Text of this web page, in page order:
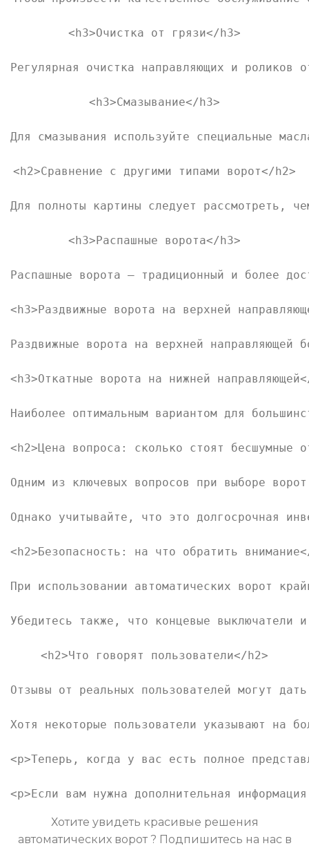
<h3>Очистка от грязи</h3>
Регулярная очистка направляющих и
<h3>Смазывание</h3>
Для смазывания используйте специальные
<h2>Сравнение с другими типами ворот</h2>
Для полноты картины следует рассмотреть,
<h3>Распашные ворота</h3>
Распашные ворота — традиционный и более
<h3>Раздвижные ворота на верхней
Раздвижные ворота на верхней
<h3>Откатные ворота на нижней
Наиболее оптимальным вариантом для
<h2>Цена вопроса: сколько стоят бесшумные
Одним из ключевых вопросов при выборе
Однако учитывайте, что это долгосрочная
<h2>Безопасность: на что обратить
При использовании автоматических ворот
Убедитесь также, что концевые выключатели
<h2>Что говорят пользователи</h2>
Отзывы от реальных пользователей могут
Хотя некоторые пользователи указывают на
<p>Теперь, когда у вас есть полное
Хотите увидеть красивые решения
автоматических ворот ? Подпишитесь на нас в